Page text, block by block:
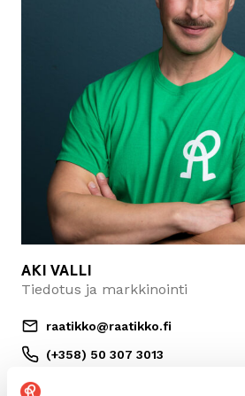
AKI VALLI
Tiedotus ja markkinointi
raatikko@raatikko.fi
(+358) 50 307 3013